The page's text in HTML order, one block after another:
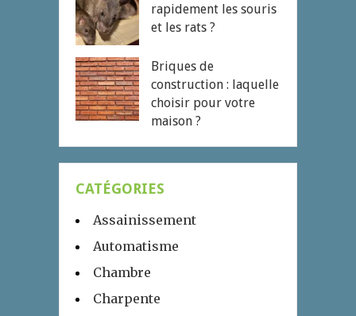
rapidement les souris
et les rats ?
Briques de
construction : laquelle
choisir pour votre
maison ?
CATÉGORIES
Assainissement
Automatisme
Chambre
Charpente